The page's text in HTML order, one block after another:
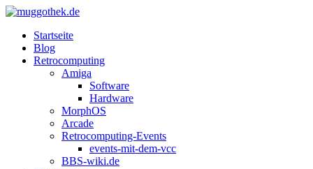
Startseite
Blog
Retrocomputing
Amiga
Software
Hardware
MorphOS
Arcade
Retrocomputing-Events
events-mit-dem-vcc
BBS-wiki.de